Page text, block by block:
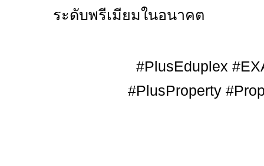
ระดับพรีเมียมในอนาคต
#PlusEduplex
#PlusProperty